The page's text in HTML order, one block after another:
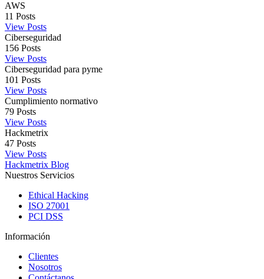
AWS
11 Posts
View Posts
Ciberseguridad
156 Posts
View Posts
Ciberseguridad para pyme
101 Posts
View Posts
Cumplimiento normativo
79 Posts
View Posts
Hackmetrix
47 Posts
View Posts
Hackmetrix Blog
Nuestros Servicios
Ethical Hacking
ISO 27001
PCI DSS
Información
Clientes
Nosotros